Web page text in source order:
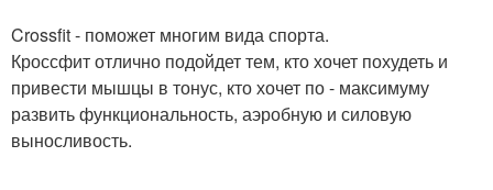
Crossfit - поможет многим вида спорта.
Кроссфит отлично подойдет тем, кто хочет похудеть и
привести мышцы в тонус, кто хочет по - максимуму
развить функциональность, аэробную и силовую
выносливость.